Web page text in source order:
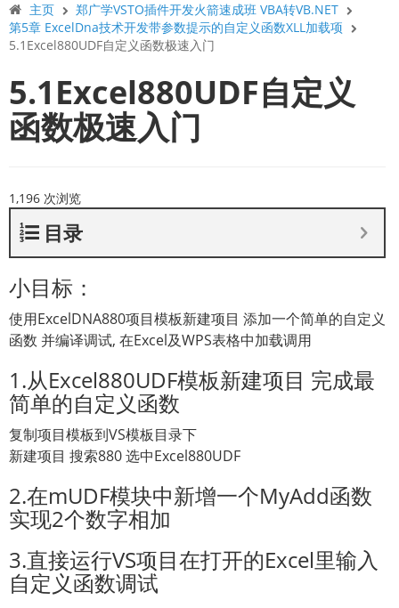
主页
郑广学VSTO插件开发火箭速成班 VBA转VB.NET
第5章 ExcelDna技术开发带参数提示的自定义函数XLL加载项
5.1Excel880UDF自定义函数极速入门
5.1Excel880UDF自定义
函数极速入门
1,196 次浏览
目录
小目标：
使用ExcelDNA880项目模板新建项目 添加一个简单的自定义
函数 并编译调试, 在Excel及WPS表格中加载调用
1.从Excel880UDF模板新建项目 完成最
简单的自定义函数
复制项目模板到VS模板目录下
新建项目 搜索880 选中Excel880UDF
2.在mUDF模块中新增一个MyAdd函数
实现2个数字相加
3.直接运行VS项目在打开的Excel里输入
自定义函数调试